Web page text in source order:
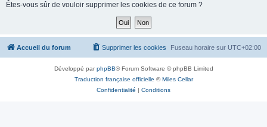
Êtes-vous sûr de vouloir supprimer les cookies de ce forum ?
Accueil du forum Fuseau horaire sur UTC+02:00
Supprimer les cookies
Développé parphpBB® Forum Software © phpBB Limited
Traduction française officielle ©Miles Cellar
Confidentialité | Conditions